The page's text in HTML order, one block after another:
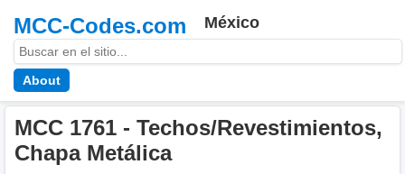
MCC-Codes.com México
About
MCC 1761 - Techos/Revestimientos,
Chapa Metálica